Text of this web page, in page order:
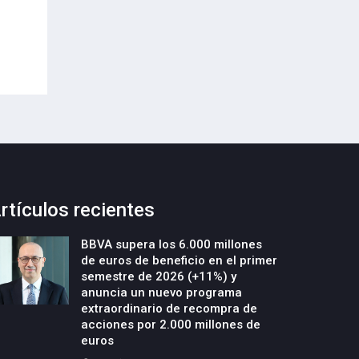
recientes
BBVA supera los 6.000 millones
de euros de beneficio en el primer
semestre de 2026 (+11%) y
anuncia un nuevo programa
extraordinario de recompra de
acciones por 2.000 millones de
euros